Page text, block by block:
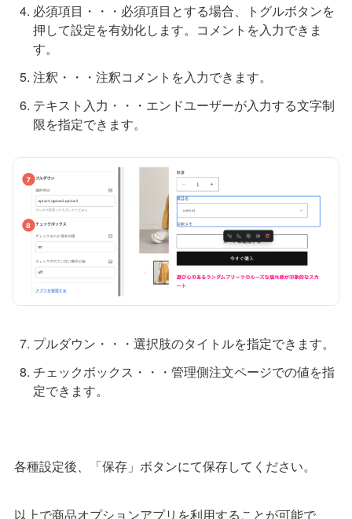
必須項目・・・必須項目とする場合、トグルボタンを
押して設定を有効化します。コメントを入力できま
テキスト入力・・・エンドユーザーが入力する文字制
限を指定できます。
チェックボックス・・・管理側注文ページでの値を指
定できます。
各種設定後、「保存」ボタンにて保存してください。
以上で商品オプションアプリを利用することが可能で